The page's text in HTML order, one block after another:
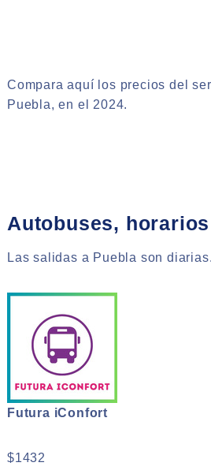
Compara aquí los precios del
Puebla, en el 2024.
Autobuses,
Las salidas a Puebla son diarias.
Futura iConfort
$1432